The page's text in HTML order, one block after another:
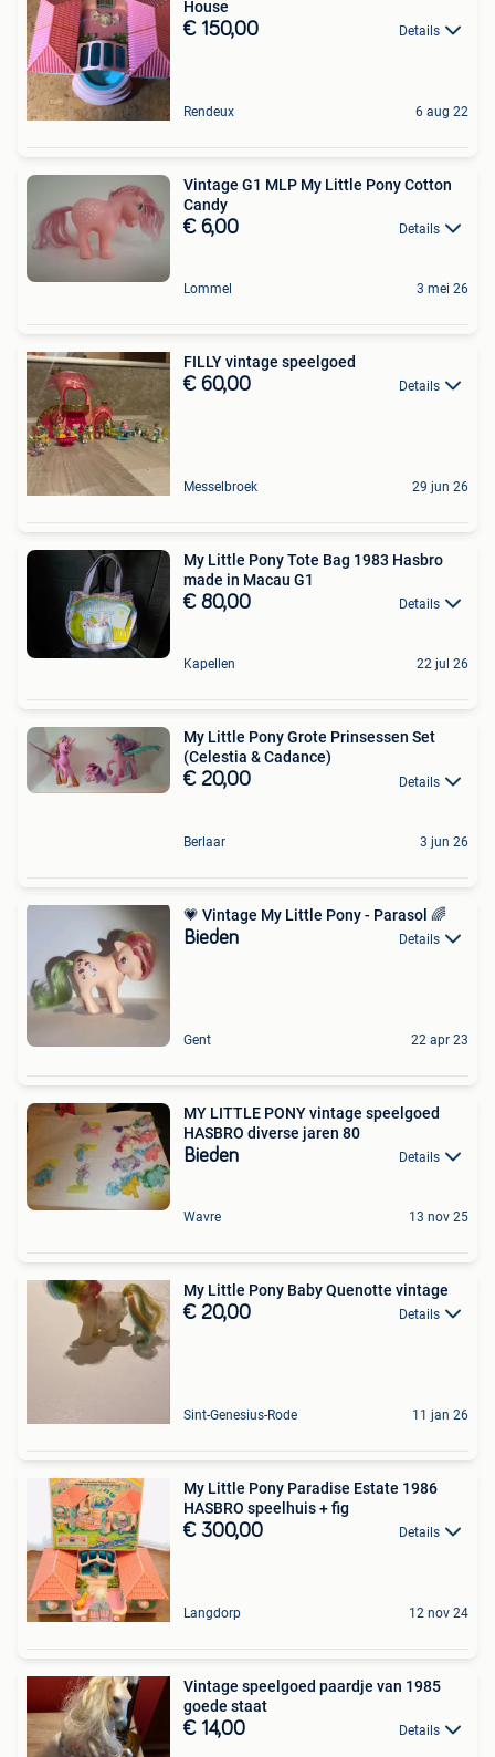
House
€ 150,00 Details
Rendeux 6 aug 22
Vintage G1 MLP My Little Pony Cotton
Candy
€ 6,00 Details
Lommel 3 mei 26
FILLY vintage speelgoed
€ 60,00 Details
Messelbroek 29 jun 26
My Little Pony Tote Bag 1983 Hasbro
made in Macau G1
€ 80,00 Details
Kapellen 22 jul 26
My Little Pony Grote Prinsessen Set
(Celestia & Cadance)
€ 20,00 Details
Berlaar 3 jun 26
💗 Vintage My Little Pony - Parasol 🌈
Bieden Details
Gent 22 apr 23
MY LITTLE PONY vintage speelgoed
HASBRO diverse jaren 80
Bieden Details
Wavre 13 nov 25
My Little Pony Baby Quenotte vintage
€ 20,00 Details
Sint-Genesius-Rode 11 jan 26
My Little Pony Paradise Estate 1986
HASBRO speelhuis + fig
€ 300,00 Details
Langdorp 12 nov 24
Vintage speelgoed paardje van 1985
goede staat
€ 14,00 Details